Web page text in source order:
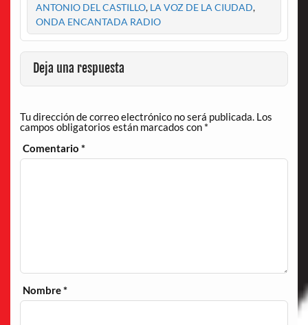
ANTONIO DEL CASTILLO, LA VOZ DE LA CIUDAD,
ONDA ENCANTADA RADIO
Deja una respuesta
Tu dirección de correo electrónico no será publicada. Los
campos obligatorios están marcados con *
Comentario*
Nombre*